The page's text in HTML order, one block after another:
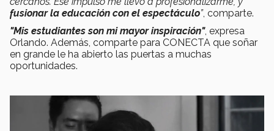
fusionar la educación con el espectáculo”, comparte.
"Mis estudiantes son mi mayor inspiración", expresa
Orlando. Además, comparte para CONECTA que soñar
en grande le ha abierto las puertas a muchas
oportunidades.